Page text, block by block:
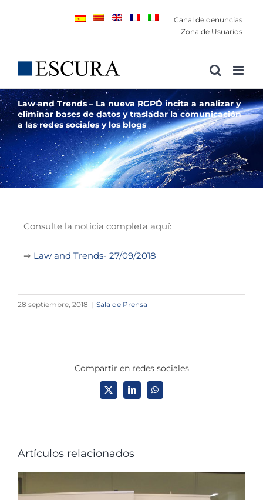
Canal de denuncias
Zona de Usuarios
Law and Trends – La nueva RGPD incita a analizar y
eliminar bases de datos y trasladar la comunicación
a las redes sociales y los blogs
Consulte la noticia completa aquí:
⇒ Law and Trends- 27/09/2018
28 septiembre, 2018 | Sala de Prensa
Compartir en redes sociales
X LinkedInWhatsApp
Artículos relacionados